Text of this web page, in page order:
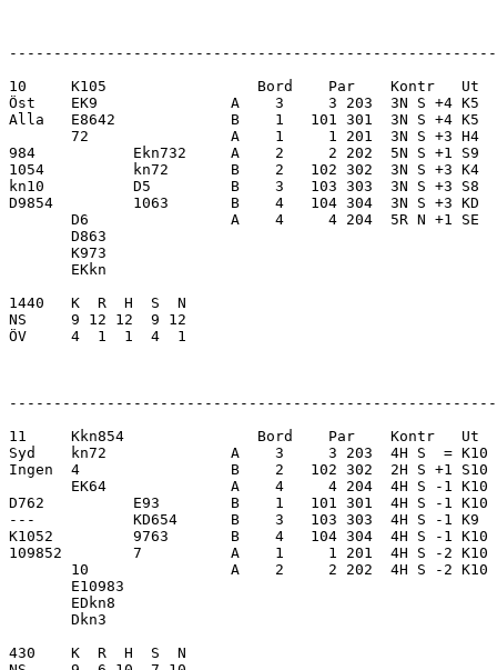
10     K105                 Bord    Par    Kontr   Ut
Öst    EK9               A    3     3 203  3N S +4
Alla   E8642             B    1   101 301  3N S +4
72                A    1     1 201  3N S +3 H4
984           Ekn732     A    2     2 202  5N S +1
1054          kn72       B    2   102 302  3N S +3
kn10          D5         B    3   103 303  3N S +3
D9854         1063       B    4   104 304  3N S +3
D6                A    4     4 204  5R N +1 SE
       D863
       K973
       EKkn
1440   K  R  H  S  N
NS     9 12 12  9 12
ÖV     4  1  1  4  1
11     Kkn854               Bord    Par    Kontr   Ut
Syd    kn72              A    3     3 203  4H S  =
Ingen  4                 B    2   102 302  2H S +1
EK64              A    4     4 204  4H S -1 K10
D762          E93        B    1   101 301  4H S -1
---           KD654      B    3   103 303  4H S -1 K9
K1052         9763       B    4   104 304  4H S -1
109852        7          A    1     1 201  4H S -2 K10
10                A    2     2 202  4H S -2 K10
       E10983
       EDkn8
       Dkn3
430    K  R  H  S  N